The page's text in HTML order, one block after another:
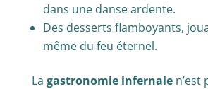
dans une danse ardente.
Des desserts flamboyants,
même du feu éternel.
La gastronomie infernalen’est